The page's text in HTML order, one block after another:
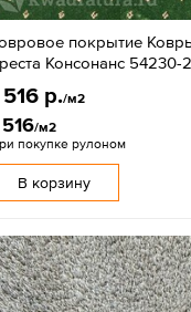
покрытие
Консонанс 54230-
516 р./м2
516/м2
покупке рулоном
В корзину